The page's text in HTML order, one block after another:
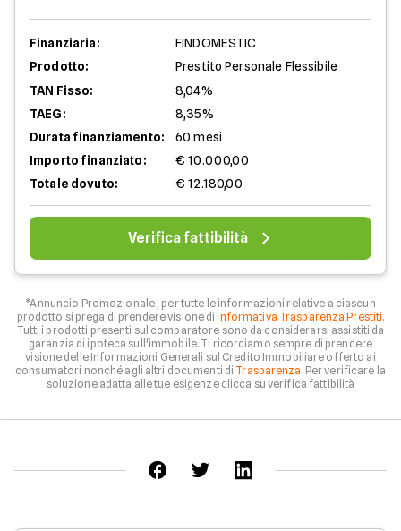
Finanziaria:
FINDOMESTIC
Prodotto:
Prestito Personale Flessibile
TAN Fisso:
8,04%
TAEG:
8,35%
Durata finanziamento:
60 mesi
Importo finanziato:
€ 10.000,00
Totale dovuto:
€ 12.180,00
Verifica fattibilità
*Annuncio Promozionale , per tutte le informazioni relative a ciascun
prodotto si prega di prendere visione diInformativa Trasparenza Prestiti.
Tutti i prodotti presenti sul comparatore sono da considerarsi assistiti da
garanzia di ipoteca sull'immobile. Ti ricordiamo sempre di prendere
visione delle Informazioni Generali sul Credito Immobiliare offerto ai
consumatori nonché agli altri documenti di Trasparenza . Per verificare la
soluzione adatta alle tue esigenze clicca su verifica fattibilità